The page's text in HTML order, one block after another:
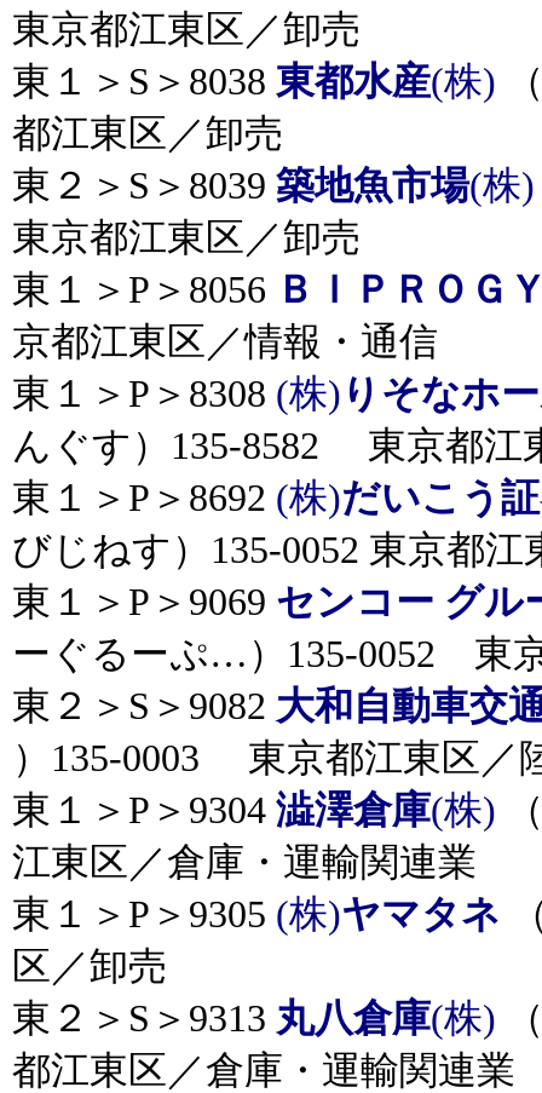
東京都江東区／卸売
東１＞S＞8038 東都水産(株)
都江東区／卸売
東２＞S＞8039 築地魚市場(株
東京都江東区／卸売
東１＞P＞8056 ＢＩＰＲＯＧ
京都江東区／情報・通信
東１＞P＞8308 (株) りそなホ
んぐす）135-8582 東京都江
東１＞P＞8692 (株)だいこう
びじねす）135-0052 東京都江
東１＞P＞9069 センコー グル
ーぐるーぷ…）135-0052 東
東２＞S＞9082 大和自動車交
）135-0003 東京都江東区／
東１＞P＞9304 澁澤倉庫(株)
江東区／倉庫・運輸関連業
東１＞P＞9305 (株)ヤマタネ
区／卸売
東２＞S＞9313 丸八倉庫(株)
都江東区／倉庫・運輸関連業